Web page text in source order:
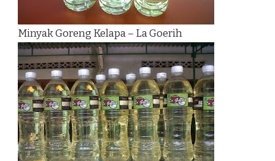
Minyak Goreng Kelapa – La Goerih